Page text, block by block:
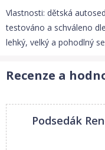
Vlastnosti: dětská
testováno a schváleno
lehký, velký a pohodlný
Recenze a
Podsedák